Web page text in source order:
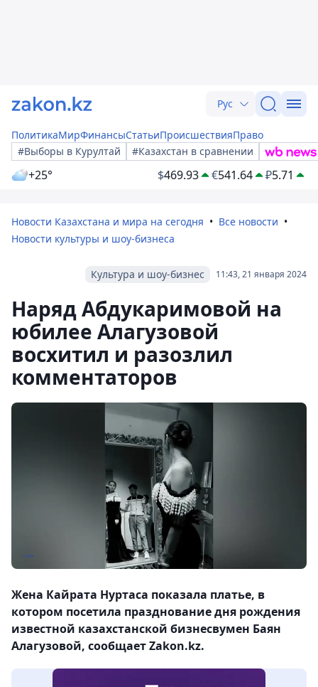
Рус
ПолитикаМирФинансыСтатьиПроисшествияПраво
#Выборы в Курултай
#Казахстан в сравнении
+25° $469.93 €541.64 ₽5.71
Новости Казахстана и мира на сегодня
Все новости
Новости культуры и шоу-бизнеса
11:43, 21 января 2024
Культура и шоу-бизнес
Наряд Абдукаримовой на
юбилее Алагузовой
восхитил и разозлил
комментаторов
Жена Кайрата Нуртаса показала платье, в
котором посетила празднование дня рождения
известной казахстанской бизнесвумен Баян
Алагузовой, сообщает Zakon.kz.